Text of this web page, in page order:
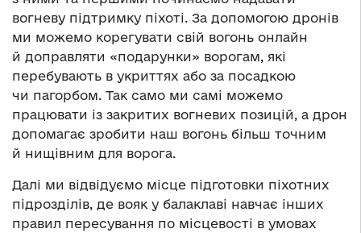
вогневу підтримку піхоті. За допомогою дронів
ми можемо корегувати свій вогонь онлайн
й доправляти «подарунки» ворогам, які
перебувають в укриттях або за посадкою
чи пагорбом. Так само ми самі можемо
працювати із закритих вогневих позицій, а дрон
допомагає зробити наш вогонь більш точним
й нищівним для ворога.
Далі ми відвідуємо місце підготовки піхотних
підрозділів, де вояк у балаклаві навчає інших
правил пересування по місцевості в умовах